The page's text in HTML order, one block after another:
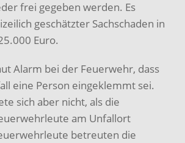
frei gegeben werden. Es
geschätzter Sachschaden in
Euro.
Alarm bei der Feuerwehr, dass
eine Person eingeklemmt sei.
sich aber nicht, als die
am Unfallort
betreuten die